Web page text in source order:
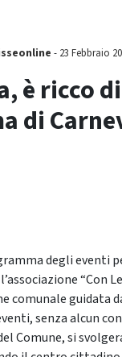
- 23 Febbraio
è ricco
di
degli eventi
“Con
comunale guidata
senza alcun
Comune, si